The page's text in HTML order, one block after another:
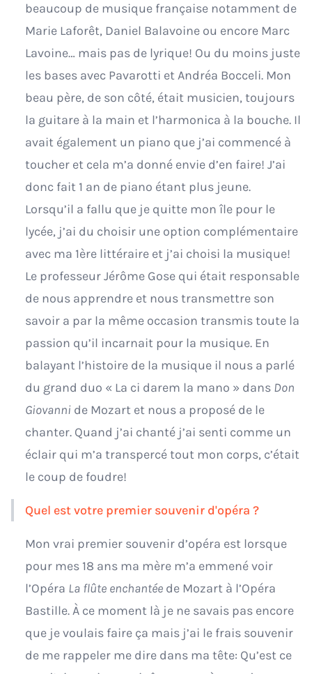
beaucoup de musique française notamment de
Marie Laforêt, Daniel Balavoine ou encore Marc
Lavoine… mais pas de lyrique! Ou du moins juste
les bases avec Pavarotti et Andréa Bocceli. Mon
beau père, de son côté, était musicien, toujours
la guitare à la main et l’harmonica à la bouche. Il
avait également un piano que j’ai commencé à
toucher et cela m’a donné envie d’en faire! J’ai
donc fait 1 an de piano étant plus jeune.
Lorsqu’il a fallu que je quitte mon île pour le
lycée, j’ai du choisir une option complémentaire
avec ma 1ère littéraire et j’ai choisi la musique!
Le professeur Jérôme Gose qui était responsable
de nous apprendre et nous transmettre son
savoir a par la même occasion transmis toute la
passion qu’il incarnait pour la musique. En
balayant l’histoire de la musique il nous a parlé
du grand duo « La ci darem la mano » dans Don
Giovanni de Mozart et nous a proposé de le
chanter. Quand j’ai chanté j’ai senti comme un
éclair qui m’a transpercé tout mon corps, c’était
le coup de foudre!
Quel est votre premier souvenir d'opéra ?
Mon vrai premier souvenir d’opéra est lorsque
pour mes 18 ans ma mère m’a emmené voir
l’Opéra La flûte enchantée de Mozart à l’Opéra
Bastille. À ce moment là je ne savais pas encore
que je voulais faire ça mais j’ai le frais souvenir
de me rappeler me dire dans ma tête: Qu’est ce